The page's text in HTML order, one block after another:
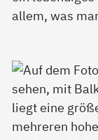
allem, was